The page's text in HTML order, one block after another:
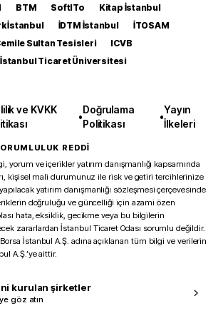
BTM SoftITo
Kitap İstanbul
İstanbul
İDTM İstanbul
İTOSAM
Sultan Tesisleri
ICVB
İstanbul Ticaret Üniversitesi
ve KVKK
•
Doğrulama
Politikası
•
Yayın
İlkeleri
REDDİ
yorum ve içerikler yatırım danışmanlığı kapsamında
kişisel mali durumunuz ile risk ve getiri tercihlerinize
yatırım danışmanlığı sözleşmesi çerçevesinde
doğruluğu ve güncelliği için azami özen
hata, eksiklik, gecikme veya bu bilgilerin
zararlardan İstanbul Ticaret Odası sorumlu değildir.
İstanbul A.Ş. adına açıklanan tüm bilgi ve verilerin
A.Ş.’ye aittir.
kurulan şirketler
göz atın